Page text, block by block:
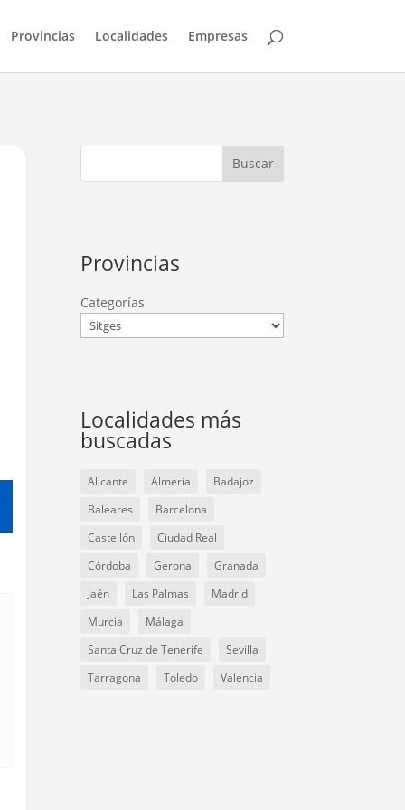
Provincias Localidades Empresas
Buscar
Provincias
Categorías
Localidades más
buscadas
Alicante Almería
Badajoz
Baleares
Barcelona
Castellón
Ciudad Real
Córdoba
Gerona
Granada
Jaén
Las Palmas
Madrid
Murcia
Málaga
Santa Cruz de Tenerife
Sevilla
Tarragona
Toledo Valencia